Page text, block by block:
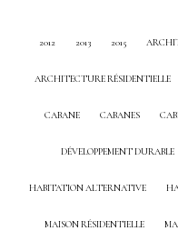
2012 2013 2015
ARCHITECTURE RÉSIDENTIELLE
CABANE CABANES
DÉVELOPPEMENT DURABLE
HABITATION ALTERNATIVE
MAISON RÉSIDENTIELLE